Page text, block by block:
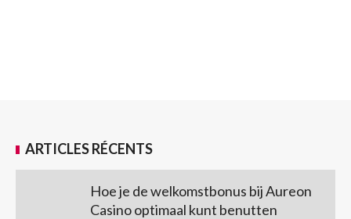
ARTICLES RÉCENTS
Hoe je de welkomstbonus bij Aureon
Casino optimaal kunt benutten